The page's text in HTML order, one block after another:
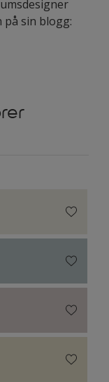
på sin blogg: